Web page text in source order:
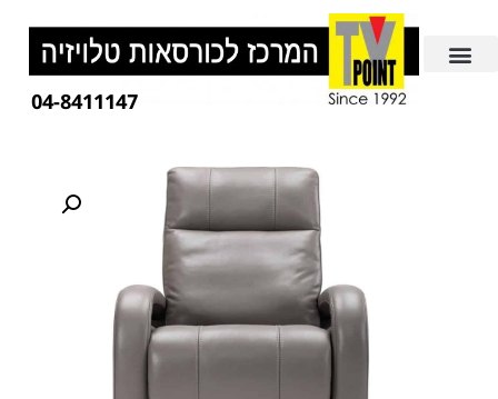
04-8411147